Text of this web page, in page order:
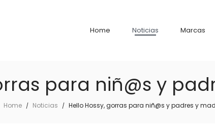
Home Noticias Marcas
para niñ@s y
Home / Noticias / Hello Hossy, gorras para niñ@s y padres y